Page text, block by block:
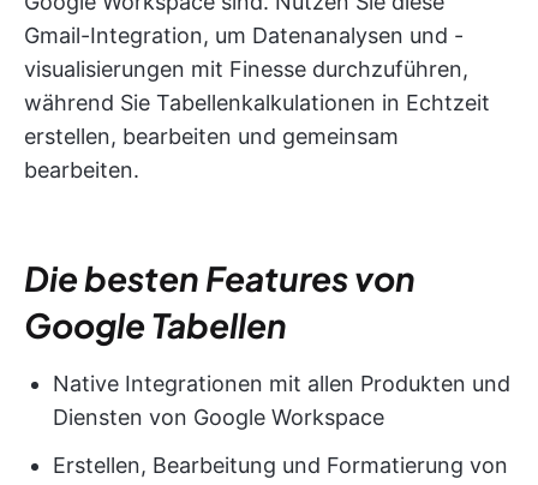
Gmail-Integration, um Datenanalysen und -
visualisierungen mit Finesse durchzuführen,
während Sie Tabellenkalkulationen in Echtzeit
erstellen, bearbeiten und gemeinsam
bearbeiten.
Die besten Features von
Google Tabellen
Native Integrationen mit allen Produkten und
Diensten von Google Workspace
Erstellen, Bearbeitung und Formatierung von